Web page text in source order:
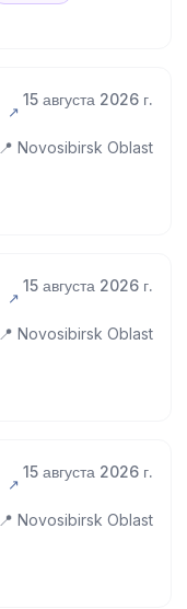
15 августа 2026 г.
📍 Novosibirsk Oblast
15 августа 2026 г.
📍 Novosibirsk Oblast
15 августа 2026 г.
📍 Novosibirsk Oblast